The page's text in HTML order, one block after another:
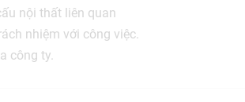
nội thất liên quan
nhiệm với công việc.
công ty.